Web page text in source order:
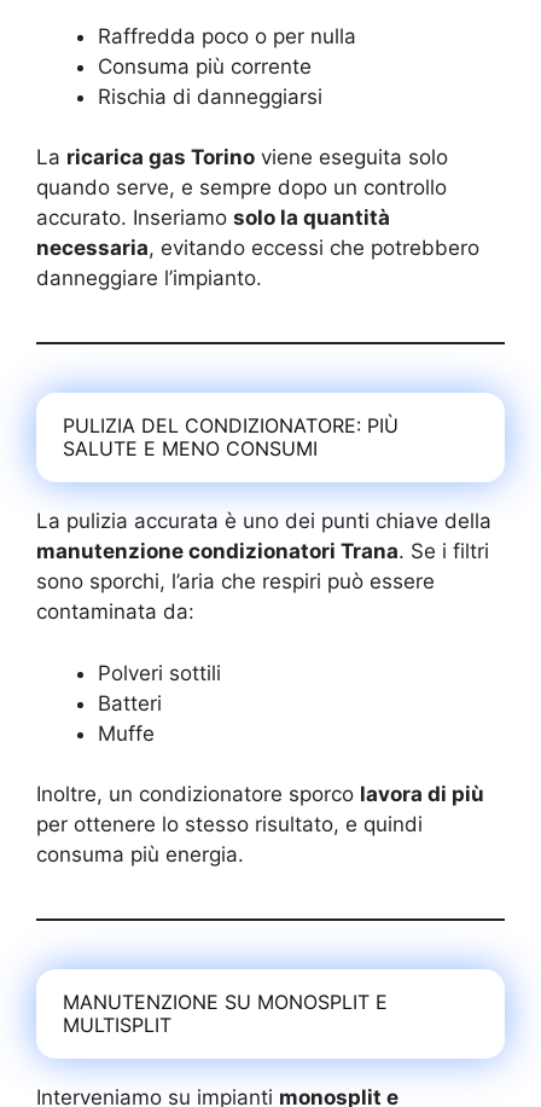
Raffredda poco o per nulla
Consuma più corrente
Rischia di danneggiarsi
La ricarica gas Torino viene eseguita solo
quando serve, e sempre dopo un controllo
accurato. Inseriamo solo la quantità
necessaria, evitando eccessi che potrebbero
danneggiare l’impianto.
PULIZIA DEL CONDIZIONATORE: PIÙ
SALUTE E MENO CONSUMI
La pulizia accurata è uno dei punti chiave della
manutenzione condizionatori Trana. Se i filtri
sono sporchi, l’aria che respiri può essere
contaminata da:
Polveri sottili
Batteri
Muffe
Inoltre, un condizionatore sporco lavora di più
per ottenere lo stesso risultato, e quindi
consuma più energia.
MANUTENZIONE SU MONOSPLIT E
MULTISPLIT
Interveniamo su impianti monosplit e